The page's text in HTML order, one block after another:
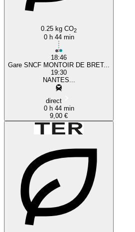
0.25 kg CO2
0 h 44 min
18:46
Gare SNCF MONTOIR DE BRET...
19:30
NANTES...
direct
0 h 44 min
9,00 €